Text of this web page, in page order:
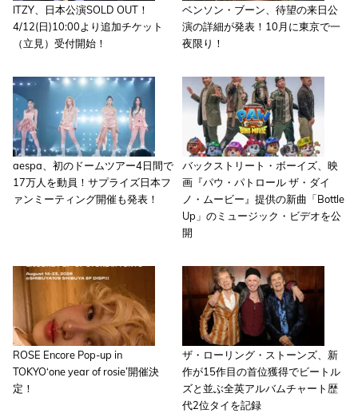
ITZY、日本公演SOLD OUT！
4/12(日)10:00より追加チケット
（立見）受付開始！
ベンソン・ブーン、待望の来日公
演の詳細が発表！10月に東京で一
夜限り！
aespa、初のドームツアー4日間で
17万人を動員！サプライズ日本フ
ァンミーティング開催も発表！
バックストリート・ボーイズ、映
画『パウ・パトロール ザ・ダイ
ノ・ムービー』提供の新曲「Bottle
Up」のミュージック・ビデオを公
開
ROSE Encore Pop-up in
TOKYO‘one year of rosie’開催決
定！
ザ・ローリング・ストーンズ、新
作が15作目の首位獲得でビートル
ズと並ぶ全英アルバムチャート歴
代2位タイを記録